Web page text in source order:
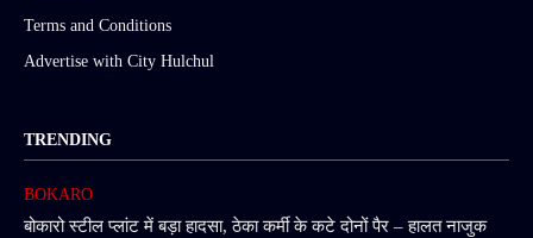
Terms and Conditions
Advertise with City Hulchul
TRENDING
BOKARO
बोकारो स्टील प्लांट में बड़ा हादसा, ठेका कर्मी के कटे दोनों पैर – हालत नाजुक